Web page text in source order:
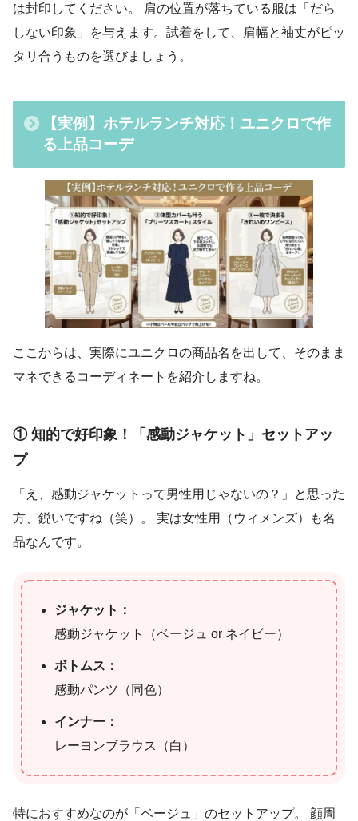
は封印してください。 肩の位置が落ちている服は「だら
しない印象」を与えます。試着をして、肩幅と袖丈がピッ
タリ合うものを選びましょう。
【実例】ホテルランチ対応！ユニクロで作
る上品コーデ
ここからは、実際にユニクロの商品名を出して、そのまま
マネできるコーディネートを紹介しますね。
① 知的で好印象！「感動ジャケット」セットアッ
プ
「え、感動ジャケットって男性用じゃないの？」と思った
方、鋭いですね（笑）。 実は女性用（ウィメンズ）も名
品なんです。
ジャケット：
感動ジャケット（ベージュ or ネイビー）
ボトムス：
感動パンツ（同色）
インナー：
レーヨンブラウス（白）
特におすすめなのが「ベージュ」のセットアップ。 顔周